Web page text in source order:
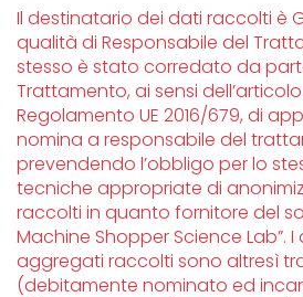
Il destinatario dei dati raccolti è
qualità di Responsabile del
stesso è stato corredato da
Trattamento, ai sensi
Regolamento UE 2016/679, di
nomina a responsabile del
prevendendo l’obbligo per lo
tecniche appropriate di
raccolti in quanto fornitore del
Machine Shopper Science Lab”.
aggregati raccolti sono altresì
(debitamente nominato ed